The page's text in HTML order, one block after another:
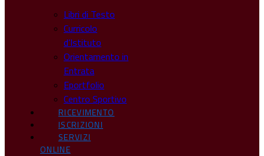
Libri di Testo
Curricolo
d’Istituto
Orientamento in
Entrata
Eportfolio
Centro Sportivo
RICEVIMENTO
ISCRIZIONI
SERVIZI
ONLINE